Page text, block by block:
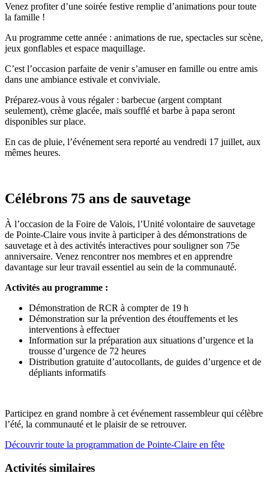
Venez profiter d’une soirée festive remplie d’animations pour toute
la famille !
Au programme cette année : animations de rue, spectacles sur scène,
jeux gonflables et espace maquillage.
C’est l’occasion parfaite de venir s’amuser en famille ou entre amis
dans une ambiance estivale et conviviale.
Préparez-vous à vous régaler : barbecue (argent comptant
seulement), crème glacée, maïs soufflé et barbe à papa seront
disponibles sur place.
En cas de pluie, l’événement sera reporté au vendredi 17 juillet, aux
mêmes heures.
Célébrons 75 ans de sauvetage
À l’occasion de la Foire de Valois, l’Unité volontaire de sauvetage
de Pointe-Claire vous invite à participer à des démonstrations de
sauvetage et à des activités interactives pour souligner son 75e
anniversaire. Venez rencontrer nos membres et en apprendre
davantage sur leur travail essentiel au sein de la communauté.
Activités au programme :
Démonstration de RCR à compter de 19 h
Démonstration sur la prévention des étouffements et les
interventions à effectuer
Information sur la préparation aux situations d’urgence et la
trousse d’urgence de 72 heures
Distribution gratuite d’autocollants, de guides d’urgence et de
dépliants informatifs
Participez en grand nombre à cet événement rassembleur qui célèbre
l’été, la communauté et le plaisir de se retrouver.
Découvrir toute la programmation de Pointe-Claire en fête
Activités similaires